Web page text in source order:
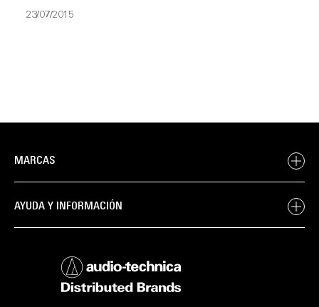
23/07/2015
MARCAS
AYUDA Y INFORMACIÓN